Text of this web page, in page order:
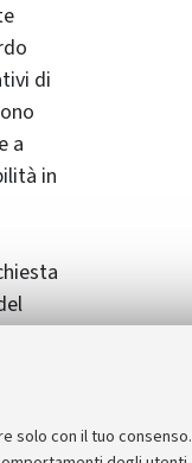
solo con il tuo consenso.
di
a
in